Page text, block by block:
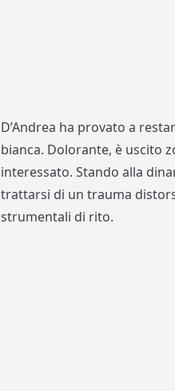
D’Andrea ha provato a
bianca. Dolorante, è uscito
interessato. Stando alla
trattarsi di un trauma
strumentali di rito.